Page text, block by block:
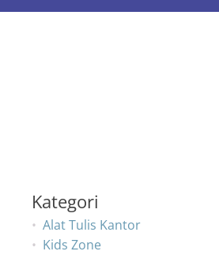
Kategori
Alat Tulis Kantor
Kids Zone